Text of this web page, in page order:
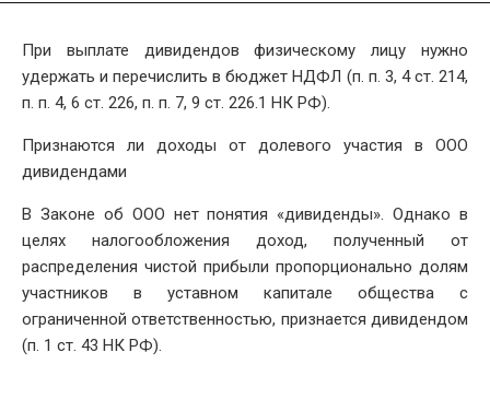
При выплате дивидендов физическому лицу нужно
удержать и перечислить в бюджет НДФЛ (п. п. 3, 4 ст. 214,
п. п. 4, 6 ст. 226, п. п. 7, 9 ст. 226.1 НК РФ).
Признаются ли доходы от долевого участия в ООО
дивидендами
В Законе об ООО нет понятия «дивиденды». Однако в
целях налогообложения доход, полученный от
распределения чистой прибыли пропорционально долям
участников в уставном капитале общества с
ограниченной ответственностью, признается дивидендом
(п. 1 ст. 43 НК РФ).